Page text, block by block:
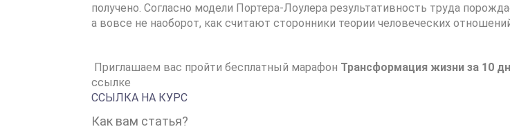
получено. Согласно модели Портера-Лоулера результативность труда
а вовсе не наоборот, как считают сторонники теории человеческих
Приглашаем вас пройти бесплатный марафон Трансформация жизни за 10
ссылке
ССЫЛКА НА КУРС
Как вам статья?